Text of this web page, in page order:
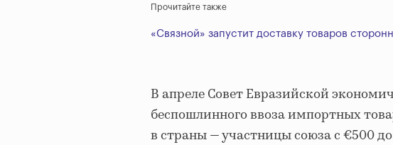
Прочитайте также
«Связной» запустит доставку товаров
В апреле Совет Евразийской
беспошлинного ввоза импортных
в страны — участницы союза с €500